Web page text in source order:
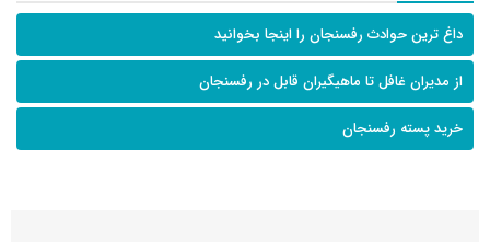
داغ ترین حوادث رفسنجان را اینجا بخوانید
از مدیران غافل تا ماهیگیران قابل در رفسنجان
خرید پسته رفسنجان